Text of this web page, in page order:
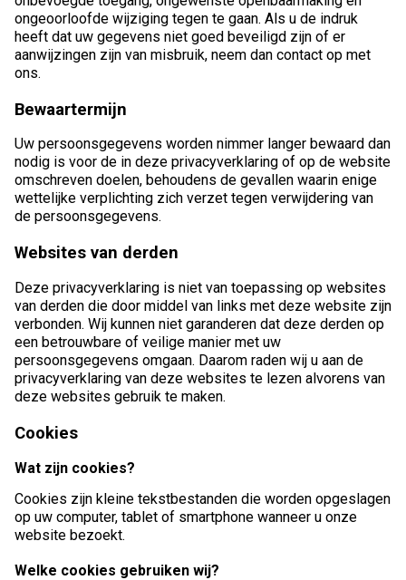
ongeoorloofde wijziging tegen te gaan. Als u de indruk
heeft dat uw gegevens niet goed beveiligd zijn of er
aanwijzingen zijn van misbruik, neem dan contact op met
ons.
Bewaartermijn
Uw persoonsgegevens worden nimmer langer bewaard dan
nodig is voor de in deze privacyverklaring of op de website
omschreven doelen, behoudens de gevallen waarin enige
wettelijke verplichting zich verzet tegen verwijdering van
de persoonsgegevens.
Websites van derden
Deze privacyverklaring is niet van toepassing op websites
van derden die door middel van links met deze website zijn
verbonden. Wij kunnen niet garanderen dat deze derden op
een betrouwbare of veilige manier met uw
persoonsgegevens omgaan. Daarom raden wij u aan de
privacyverklaring van deze websites te lezen alvorens van
deze websites gebruik te maken.
Cookies
Wat zijn cookies?
Cookies zijn kleine tekstbestanden die worden opgeslagen
op uw computer, tablet of smartphone wanneer u onze
website bezoekt.
Welke cookies gebruiken wij?